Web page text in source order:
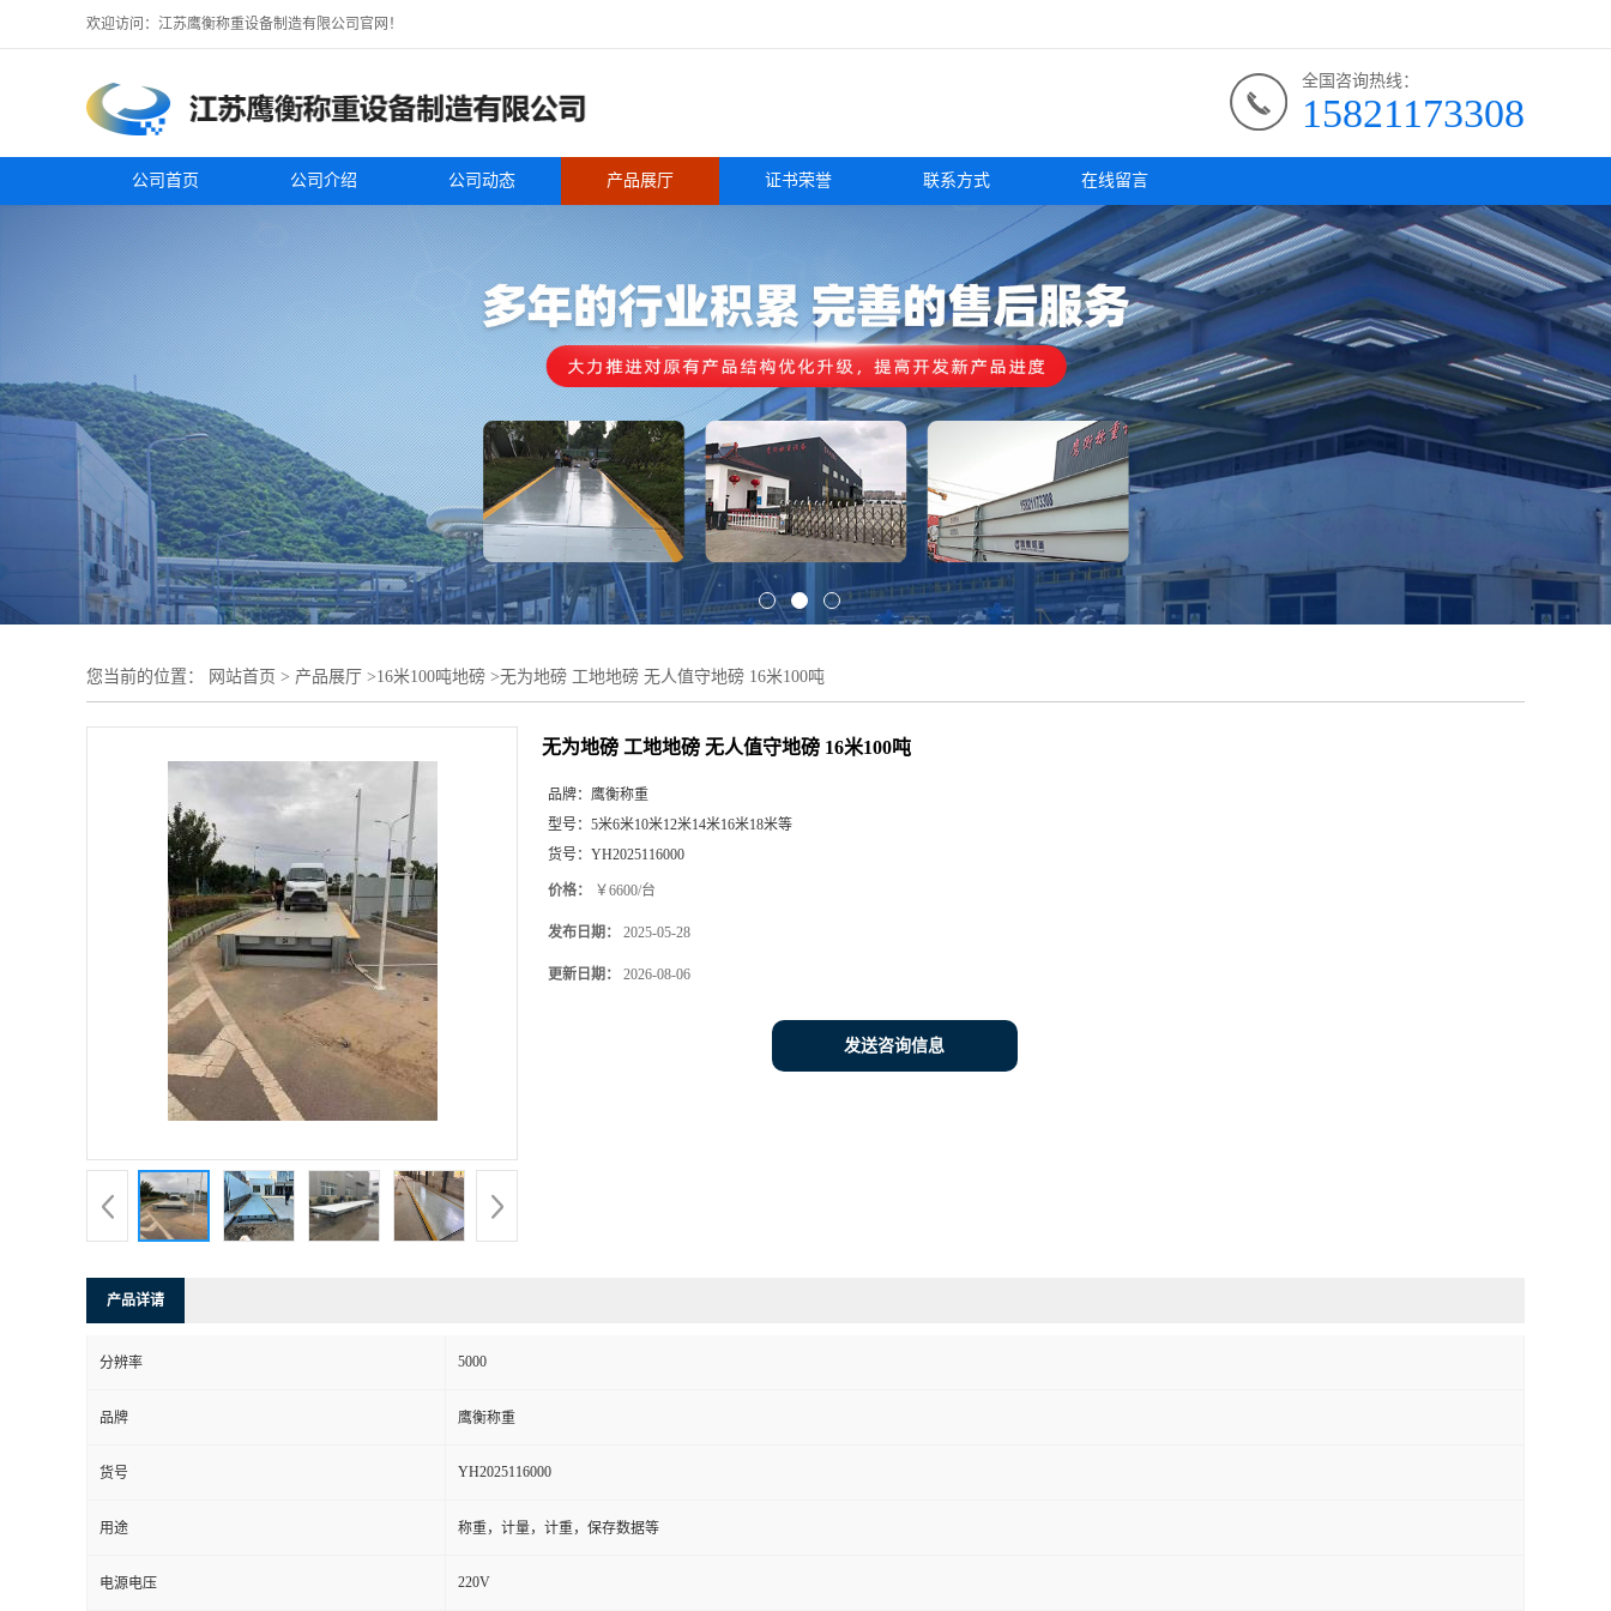
欢迎访问：江苏鹰衡称重设备制造有限公司官网！
全国咨询热线：
15821173308
公司首页 公司介绍 公司动态 产品展厅 证书荣誉 联系方式 在线留言
您当前的位置： 网站首页 > 产品展厅 >16米100吨地磅 >无为地磅 工地地磅 无人值守地磅 16米100吨
无为地磅 工地地磅 无人值守地磅 16米100吨
品牌： 鹰衡称重
型号： 5米6米10米12米14米16米18米等
货号： YH2025116000
价格： ￥6600/台
发布日期： 2025-05-28
更新日期： 2026-08-06
发送咨询信息
产品详请
分辨率 5000
品牌 鹰衡称重
货号 YH2025116000
用途 称重，计量，计重，保存数据等
电源电压 220V